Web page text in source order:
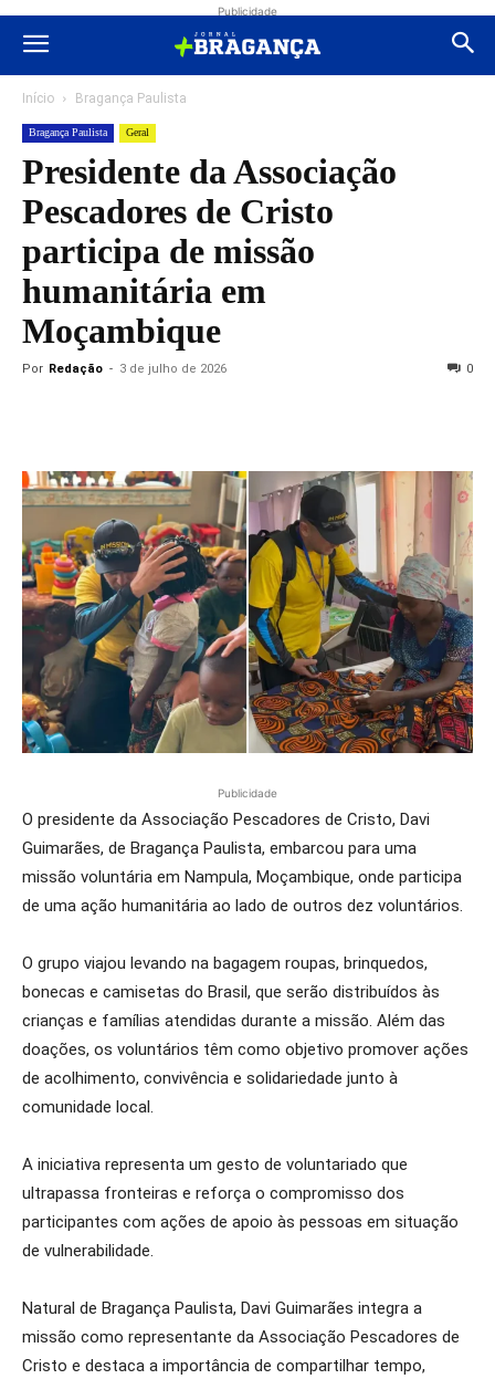
Publicidade
Início Bragança Paulista
Bragança Paulista Geral
Presidente da Associação
Pescadores de Cristo
participa de missão
humanitária em
Moçambique
Por Redação - 3 de julho de 2026 0
Publicidade
O presidente da Associação Pescadores de Cristo, Davi
Guimarães, de Bragança Paulista, embarcou para uma
missão voluntária em Nampula, Moçambique, onde participa
de uma ação humanitária ao lado de outros dez voluntários.
O grupo viajou levando na bagagem roupas, brinquedos,
bonecas e camisetas do Brasil, que serão distribuídos às
crianças e famílias atendidas durante a missão. Além das
doações, os voluntários têm como objetivo promover ações
de acolhimento, convivência e solidariedade junto à
comunidade local.
A iniciativa representa um gesto de voluntariado que
ultrapassa fronteiras e reforça o compromisso dos
participantes com ações de apoio às pessoas em situação
de vulnerabilidade.
Natural de Bragança Paulista, Davi Guimarães integra a
missão como representante da Associação Pescadores de
Cristo e destaca a importância de compartilhar tempo,